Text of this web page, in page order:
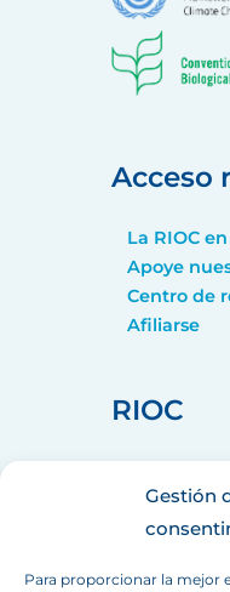
Gestión
Para proporcionar la mejor
Acceso
La RIOC
Apoye
Centro de
Afiliarse
RIOC
+33 (1)